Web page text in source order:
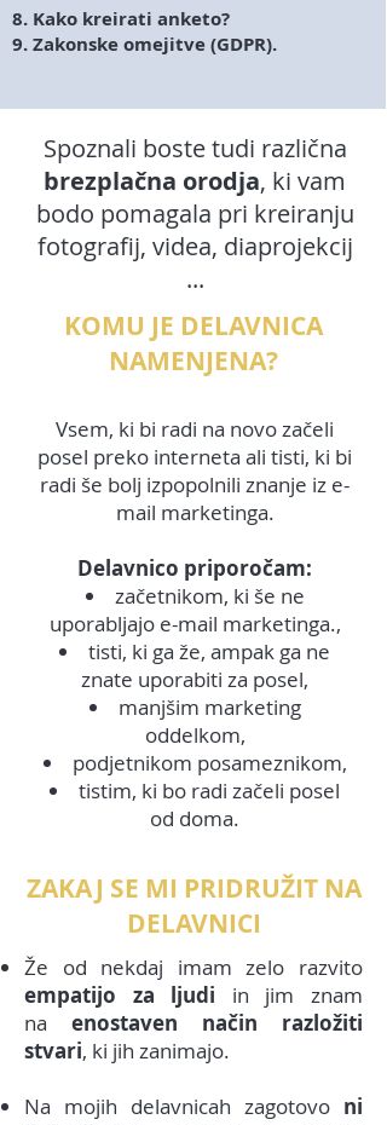
Kako kreirati anketo?
Zakonske omejitve (GDPR).
Spoznali boste tudi različna
brezplačna orodja, ki vam
bodo pomagala pri kreiranju
fotografij, videa, diaprojekcij
...
KOMU JE DELAVNICA
NAMENJENA?
Vsem, ki bi radi na novo začeli
posel preko interneta ali tisti, ki bi
radi še bolj izpopolnili znanje iz e-
mail marketinga.
Delavnico priporočam:
začetnikom, ki še ne
uporabljajo e-mail marketinga.,
tisti, ki ga že, ampak ga ne
znate uporabiti za posel,
manjšim marketing
oddelkom,
podjetnikom posameznikom,
tistim, ki bo radi začeli posel
od doma.
ZAKAJ SE MI PRIDRUŽIT NA
DELAVNICI
Že od nekdaj imam zelo razvito
empatijo za ljudi in jim znam
na enostaven način razložiti
stvari, ki jih zanimajo.
Na mojih delavnicah zagotovo ni